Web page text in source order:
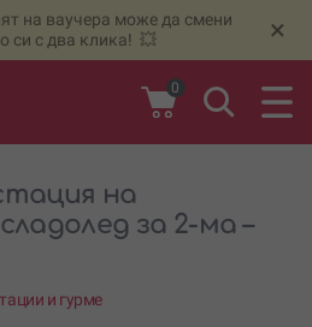
на ваучера може да смени
си с два клика! 💥
×
0
на
за 2-ма –
и гурме